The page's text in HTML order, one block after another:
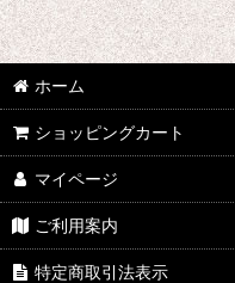
ホーム
ショッピングカート
マイページ
ご利用案内
特定商取引法表示